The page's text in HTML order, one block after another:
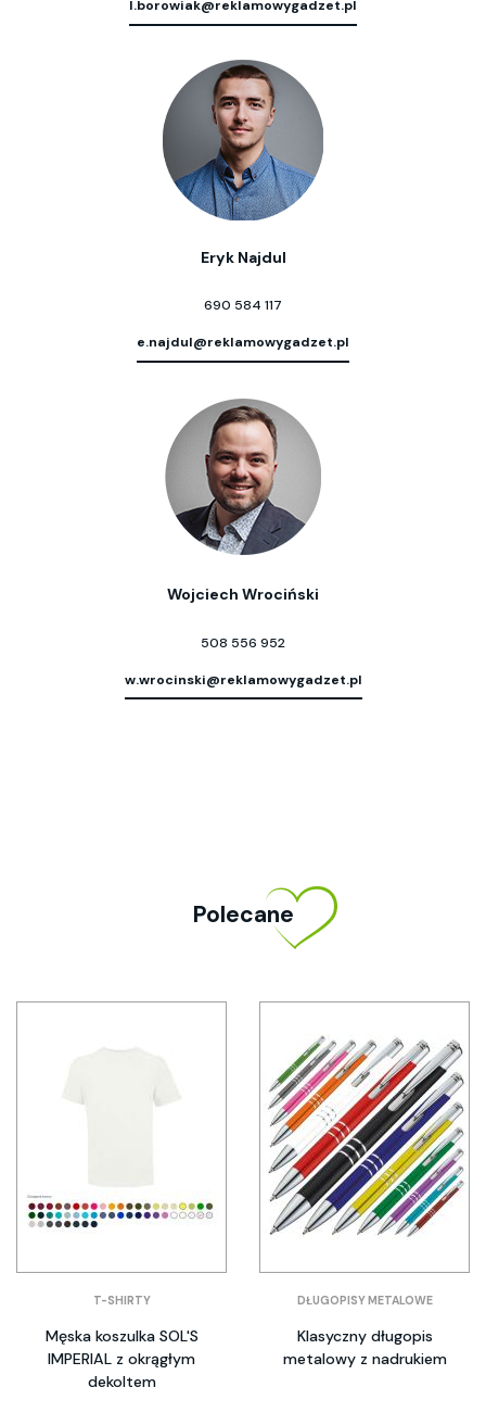
l.borowiak@reklamowygadzet.pl
Eryk Najdul
690 584 117
e.najdul@reklamowygadzet.pl
Wojciech Wrociński
508 556 952
w.wrocinski@reklamowygadzet.pl
Polecane
T-SHIRTY
Męska koszulka SOL'S
IMPERIAL z okrągłym
dekoltem
DŁUGOPISY METALOWE
Klasyczny długopis
metalowy z nadrukiem